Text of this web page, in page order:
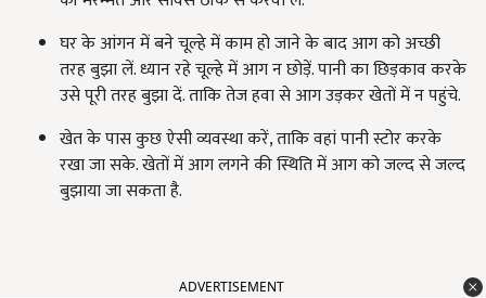
घर के आंगन में बने चूल्हे में काम हो जाने के बाद आग को अच्छी
तरह बुझा लें. ध्यान रहे चूल्हे में आग न छोड़ें. पानी का छिड़काव करके
उसे पूरी तरह बुझा दें. ताकि तेज हवा से आग उड़कर खेतों में न पहुंचे.
खेत के पास कुछ ऐसी व्यवस्था करें, ताकि वहां पानी स्टोर करके
रखा जा सके. खेतों में आग लगने की स्थिति में आग को जल्द से जल्द
बुझाया जा सकता है.
ADVERTISEMENT